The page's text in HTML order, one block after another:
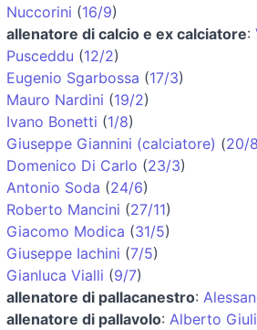
Nuccorini (16/9)
allenatore di calcio e ex calciatore:
Pusceddu (12/2)
Eugenio Sgarbossa (17/3)
Mauro Nardini (19/2)
Ivano Bonetti (1/8)
Giuseppe Giannini (calciatore) (20/8
Domenico Di Carlo (23/3)
Antonio Soda (24/6)
Roberto Mancini (27/11)
Giacomo Modica (31/5)
Giuseppe Iachini (7/5)
Gianluca Vialli (9/7)
allenatore di pallacanestro:
allenatore di pallavolo: Alberto